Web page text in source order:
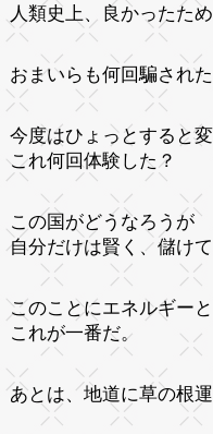
人類史上、良かったた
おまいらも何回騙された
今度はひょっとすると
これ何回体験した？
この国がどうなろうが
自分だけは賢く、儲けて
このことにエネルギーと
これが一番だ。
あとは、地道に草の根